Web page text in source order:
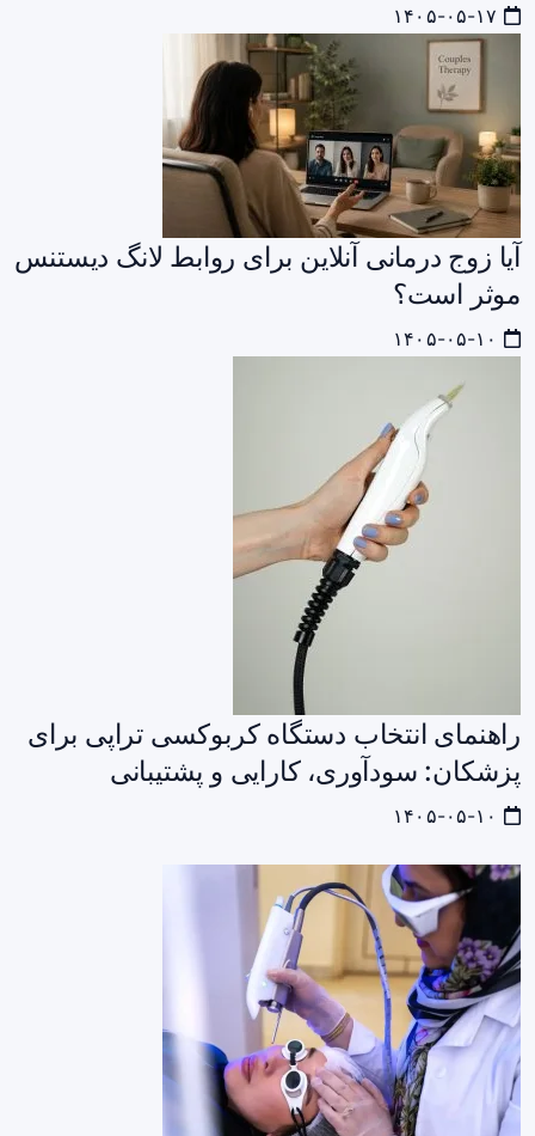
آیا زوج درمانی آنلاین برای روابط لانگ دیستنس
موثر است؟
راهنمای انتخاب دستگاه کربوکسی‌ تراپی برای
پزشکان: سودآوری، کارایی و پشتیبانی